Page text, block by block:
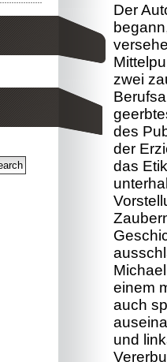
Der
zwei
des
der
das
einem
auch
und